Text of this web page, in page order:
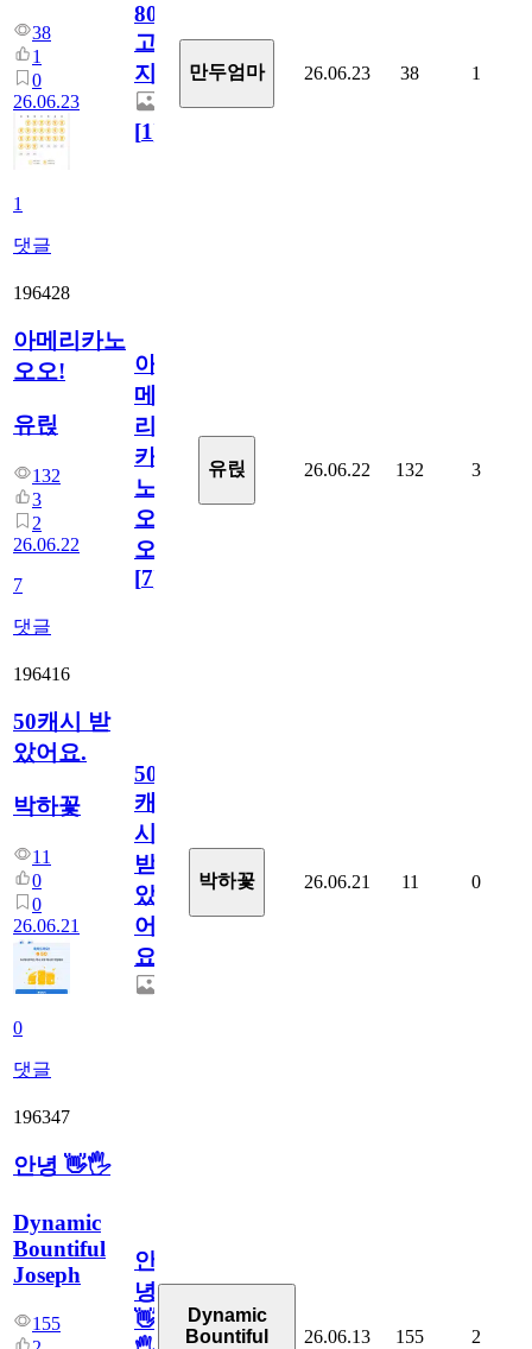
38
1
0
26.06.23
1
댓글
800
고
지.
[1]
만두엄마 26.06.23 38 1
196428
아메리카노
오오!
유릱
132
3
2
26.06.22
7
댓글
아
메
리
카
노
오
오!
[7]
유릱 26.06.22 132 3
196416
50캐시 받
았어요.
박하꽃
11
0
0
26.06.21
0
댓글
50
캐
시
받
았
어
요.
박하꽃 26.06.21 11 0
196347
안녕 👋🖐
Dynamic
Bountiful
Joseph
155
안
녕
👋
Dynamic
Bountiful
26.06.13 155 2